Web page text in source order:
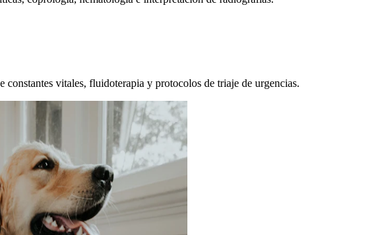
vitales, fluidoterapia y protocolos de triaje de urgencias.